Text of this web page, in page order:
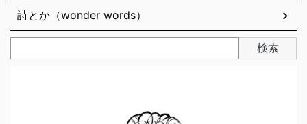
詩とか（wonder words）
検索